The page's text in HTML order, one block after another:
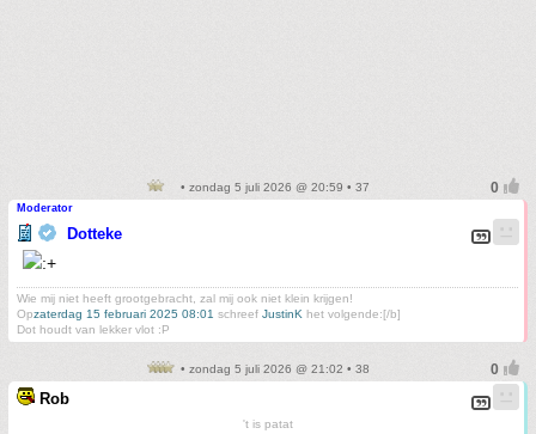
• zondag 5 juli 2026 @ 20:59 • 37
Moderator
Dotteke
Wie mij niet heeft grootgebracht, zal mij ook niet klein krijgen!
Opzaterdag 15 februari 2025 08:01 schreef JustinK het volgende:[/b]
Dot houdt van lekker vlot :P
• zondag 5 juli 2026 @ 21:02 • 38
Rob
't is patat